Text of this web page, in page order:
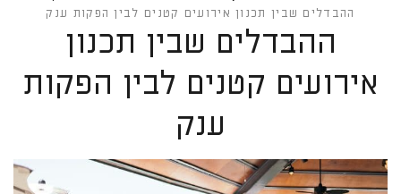
ההבדלים שבין תכנון אירועים קטנים לבין הפקות ענק
ההבדלים שבין תכנון
אירועים קטנים לבין הפקות
ענק